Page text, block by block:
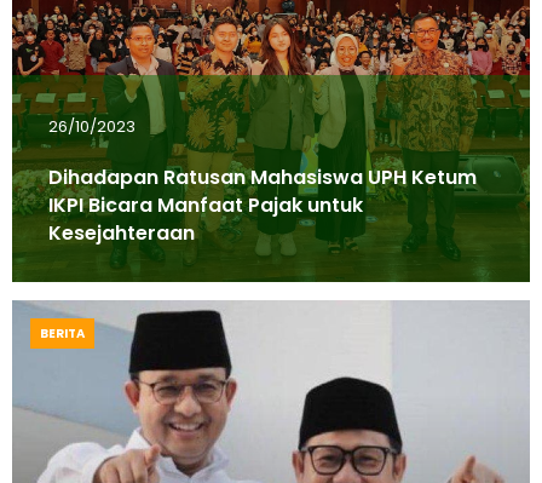
26/10/2023
Dihadapan Ratusan Mahasiswa UPH Ketum
IKPI Bicara Manfaat Pajak untuk
Kesejahteraan
BERITA